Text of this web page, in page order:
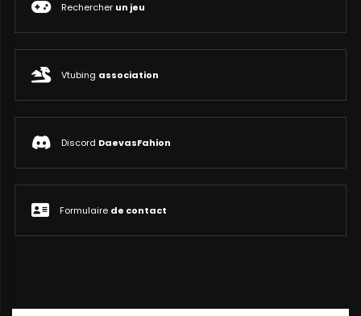
Rechercher un jeu
Vtubing association
Discord DaevasFahion
Formulaire de contact